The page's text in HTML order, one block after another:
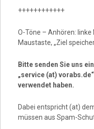
++++++++++++
O-Töne – Anhören:
Maustaste, „Ziel
Bitte senden Sie uns
„service (at)
verwendet haben.
Dabei entspricht (at)
müssen aus Spam-